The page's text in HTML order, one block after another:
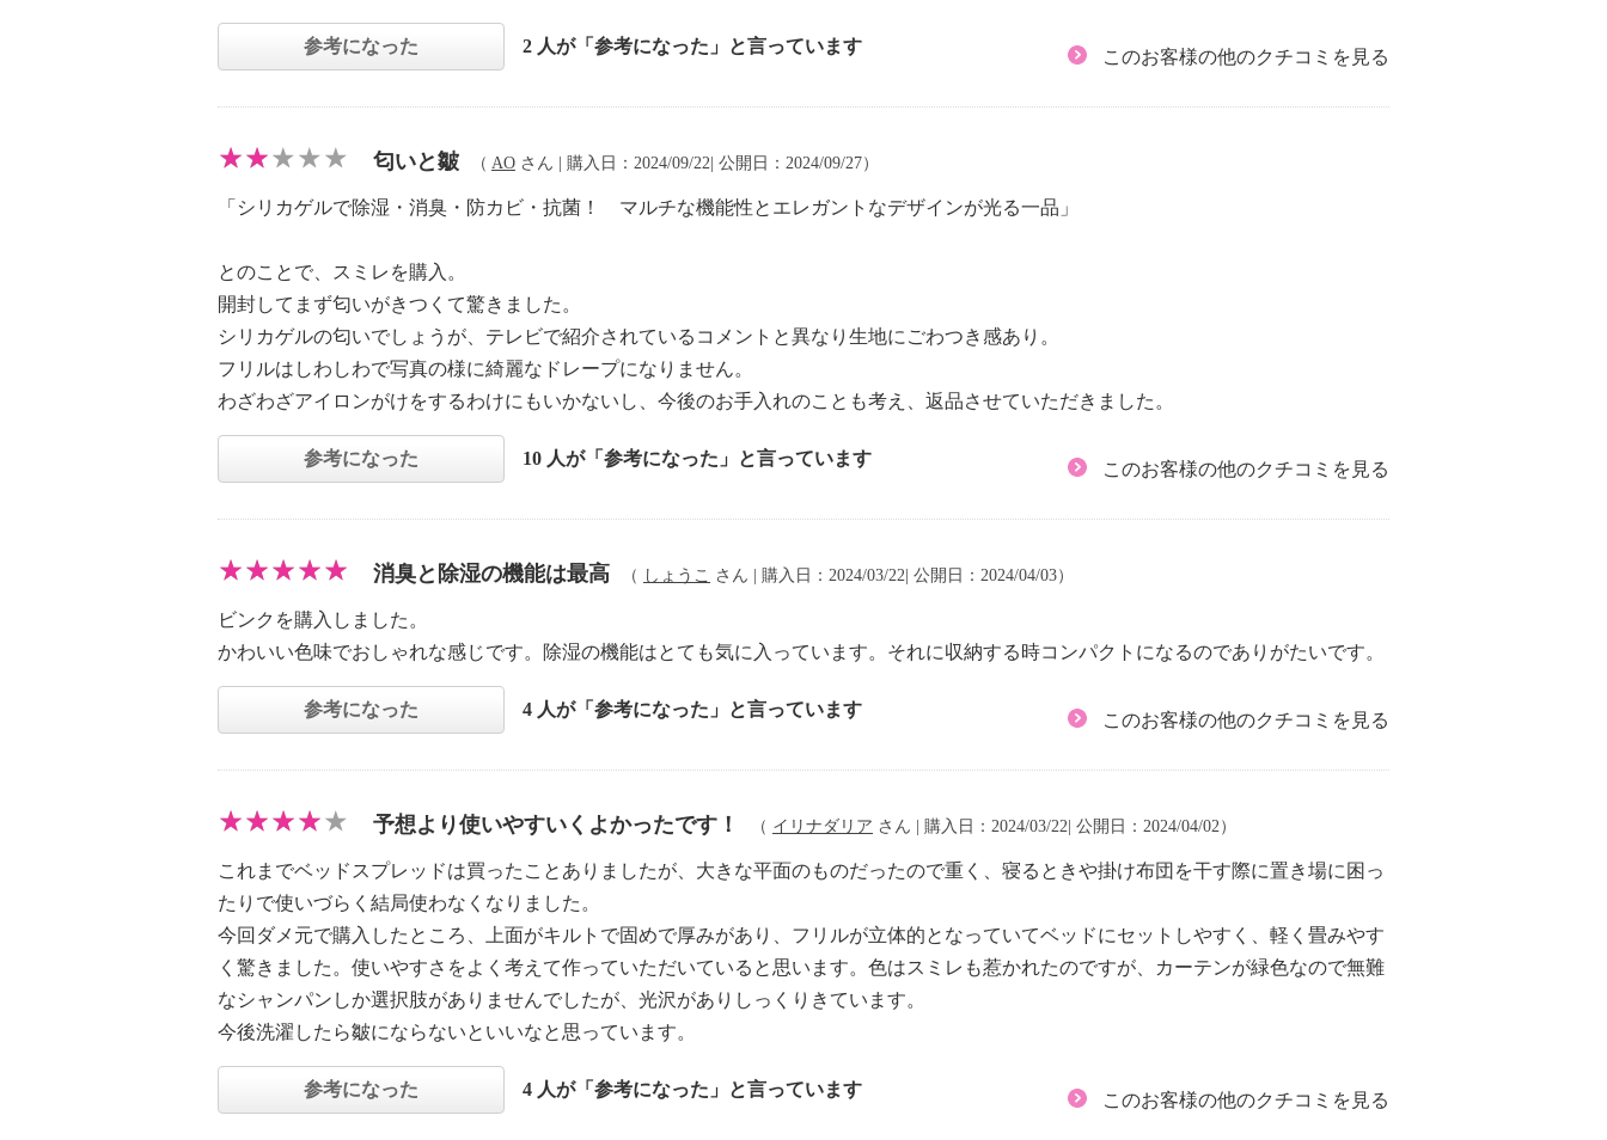
参考になった 2 人が「参考になった」と言っています
このお客様の他のクチコミを見る
匂いと皺 （ AO さん | 購入日：2024/09/22| 公開日：2024/09/27）
「シリカゲルで除湿・消臭・防カビ・抗菌！ マルチな機能性とエレガントなデザインが光る一品」
とのことで、スミレを購入。
開封してまず匂いがきつくて驚きました。
シリカゲルの匂いでしょうが、テレビで紹介されているコメントと異なり生地にごわつき感あり。
フリルはしわしわで写真の様に綺麗なドレープになりません。
わざわざアイロンがけをするわけにもいかないし、今後のお手入れのことも考え、返品させていただきました。
参考になった 10 人が「参考になった」と言っています
このお客様の他のクチコミを見る
消臭と除湿の機能は最高 （ しょうこ さん | 購入日：2024/03/22| 公開日：2024/04/03）
ビンクを購入しました。
かわいい色味でおしゃれな感じです。除湿の機能はとても気に入っています。それに収納する時コンパクトになるのでありがたいです。
参考になった 4 人が「参考になった」と言っています
このお客様の他のクチコミを見る
予想より使いやすいくよかったです！ （ イリナダリア さん | 購入日：2024/03/22| 公開日：2024/04/02）
これまでベッドスプレッドは買ったことありましたが、大きな平面のものだったので重く、寝るときや掛け布団を干す際に置き場に困っ
たりで使いづらく結局使わなくなりました。
今回ダメ元で購入したところ、上面がキルトで固めで厚みがあり、フリルが立体的となっていてベッドにセットしやすく、軽く畳みやす
く驚きました。使いやすさをよく考えて作っていただいていると思います。色はスミレも惹かれたのですが、カーテンが緑色なので無難
なシャンパンしか選択肢がありませんでしたが、光沢がありしっくりきています。
今後洗濯したら皺にならないといいなと思っています。
参考になった 4 人が「参考になった」と言っています
このお客様の他のクチコミを見る